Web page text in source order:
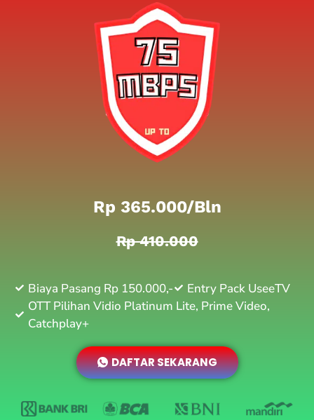
Rp 365.000/bln
Rp 410.000
Biaya Pasang Rp 150.000,-
Entry Pack UseeTV
OTT Pilihan Vidio Platinum Lite, Prime Video,
Catchplay+
DAFTAR SEKARANG